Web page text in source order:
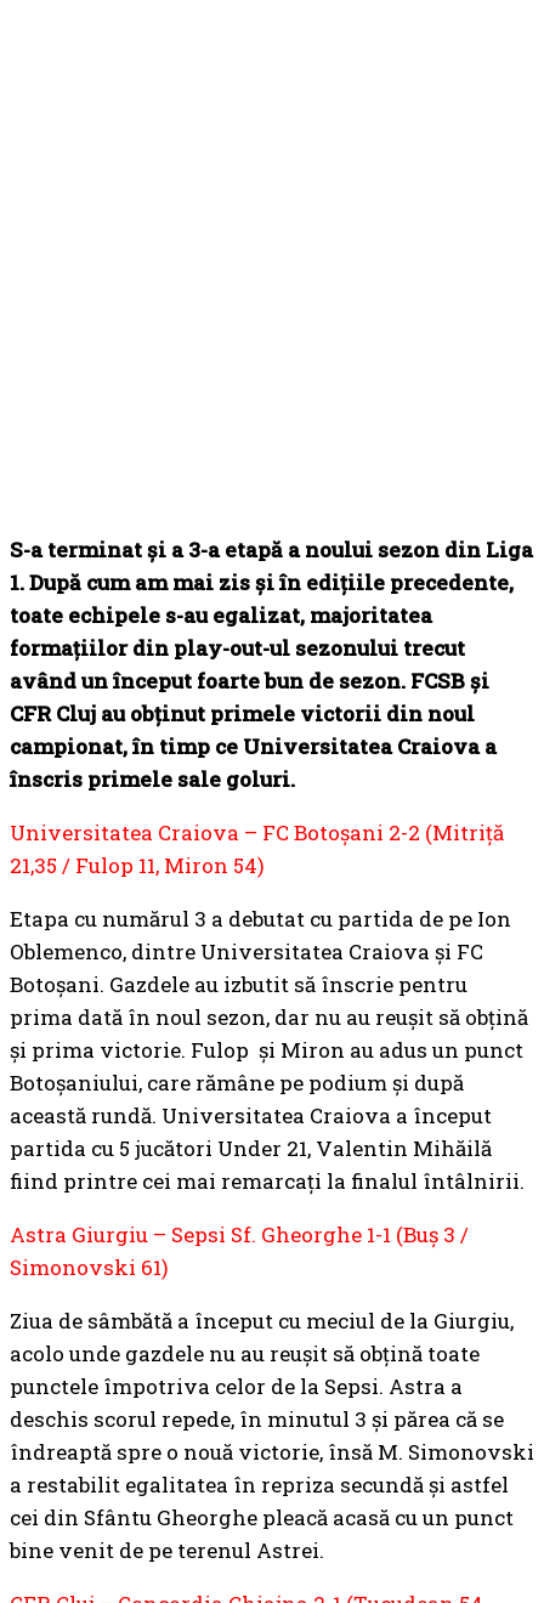
S-a terminat și a 3-a etapă a noului sezon din Liga
1. După cum am mai zis și în edițiile precedente,
toate echipele s-au egalizat, majoritatea
formațiilor din play-out-ul sezonului trecut
având un început foarte bun de sezon. FCSB și
CFR Cluj au obținut primele victorii din noul
campionat, în timp ce Universitatea Craiova a
înscris primele sale goluri.
Universitatea Craiova – FC Botoșani 2-2 (Mitriță
21,35 / Fulop 11, Miron 54)
Etapa cu numărul 3 a debutat cu partida de pe Ion
Oblemenco, dintre Universitatea Craiova și FC
Botoșani. Gazdele au izbutit să înscrie pentru
prima dată în noul sezon, dar nu au reușit să obțină
și prima victorie. Fulop și Miron au adus un punct
Botoșaniului, care rămâne pe podium și după
această rundă. Universitatea Craiova a început
partida cu 5 jucători Under 21, Valentin Mihăilă
fiind printre cei mai remarcați la finalul întâlnirii.
Astra Giurgiu – Sepsi Sf. Gheorghe 1-1 (Buș 3 /
Simonovski 61)
Ziua de sâmbătă a început cu meciul de la Giurgiu,
acolo unde gazdele nu au reușit să obțină toate
punctele împotriva celor de la Sepsi. Astra a
deschis scorul repede, în minutul 3 și părea că se
îndreaptă spre o nouă victorie, însă M. Simonovski
a restabilit egalitatea în repriza secundă și astfel
cei din Sfântu Gheorghe pleacă acasă cu un punct
bine venit de pe terenul Astrei.